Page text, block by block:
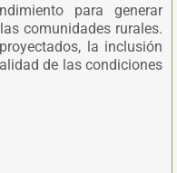
para generar
comunidades rurales.
la inclusión
de las condiciones